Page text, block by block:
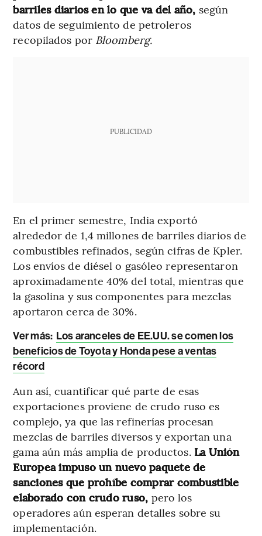
barriles diarios en lo que va del año, según
datos de seguimiento de petroleros
recopilados por Bloomberg.
PUBLICIDAD
En el primer semestre, India exportó
alrededor de 1,4 millones de barriles diarios de
combustibles refinados, según cifras de Kpler.
Los envíos de diésel o gasóleo representaron
aproximadamente 40% del total, mientras que
la gasolina y sus componentes para mezclas
aportaron cerca de 30%.
Ver más: Los aranceles de EE.UU. se comen los
beneficios de Toyota y Honda pese a ventas
récord
Aun así, cuantificar qué parte de esas
exportaciones proviene de crudo ruso es
complejo, ya que las refinerías procesan
mezclas de barriles diversos y exportan una
gama aún más amplia de productos. La Unión
Europea impuso un nuevo paquete de
sanciones que prohíbe comprar combustible
elaborado con crudo ruso, pero los
operadores aún esperan detalles sobre su
implementación.